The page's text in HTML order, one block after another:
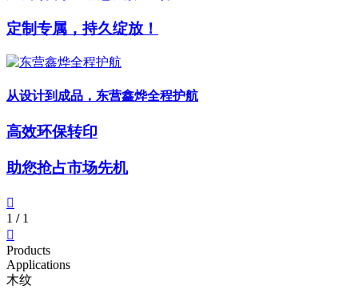
定制专属，持久绽放！
从设计到成品，东营鑫烨全程护航
高效环保转印
助您抢占市场先机
1 / 1
Products
Applications
木纹